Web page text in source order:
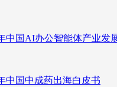
中国AI办公智能体产业发
中国中成药出海白皮书